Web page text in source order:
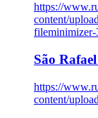
https://
content/
São
https://
content/